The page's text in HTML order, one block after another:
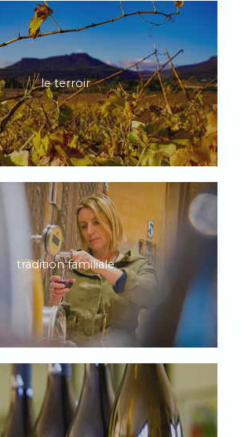
le terroir
tradition familiale